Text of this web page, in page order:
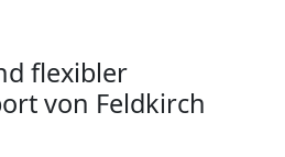
flexibler
von Feldkirch